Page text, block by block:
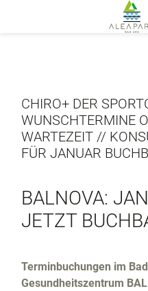
Parkregeln
Kneippregeln
MEDICAL
BALNOVA
CURA SILVA
FOOD
BOTANICA
TAPATA
SPORTS
Mountainbike
PADEL
RESORT
ALEA
Gutscheine
ALEA
BOOKING
CHIRO+ DER
WUNSCHTERMINE
WARTEZEIT //
FÜR JANUAR
BALNOVA:
JETZT
Terminbuchungen im
Gesundheitszentrum